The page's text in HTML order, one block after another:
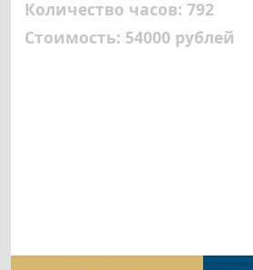
Количество часов: 792
Стоимость: 54000 рублей